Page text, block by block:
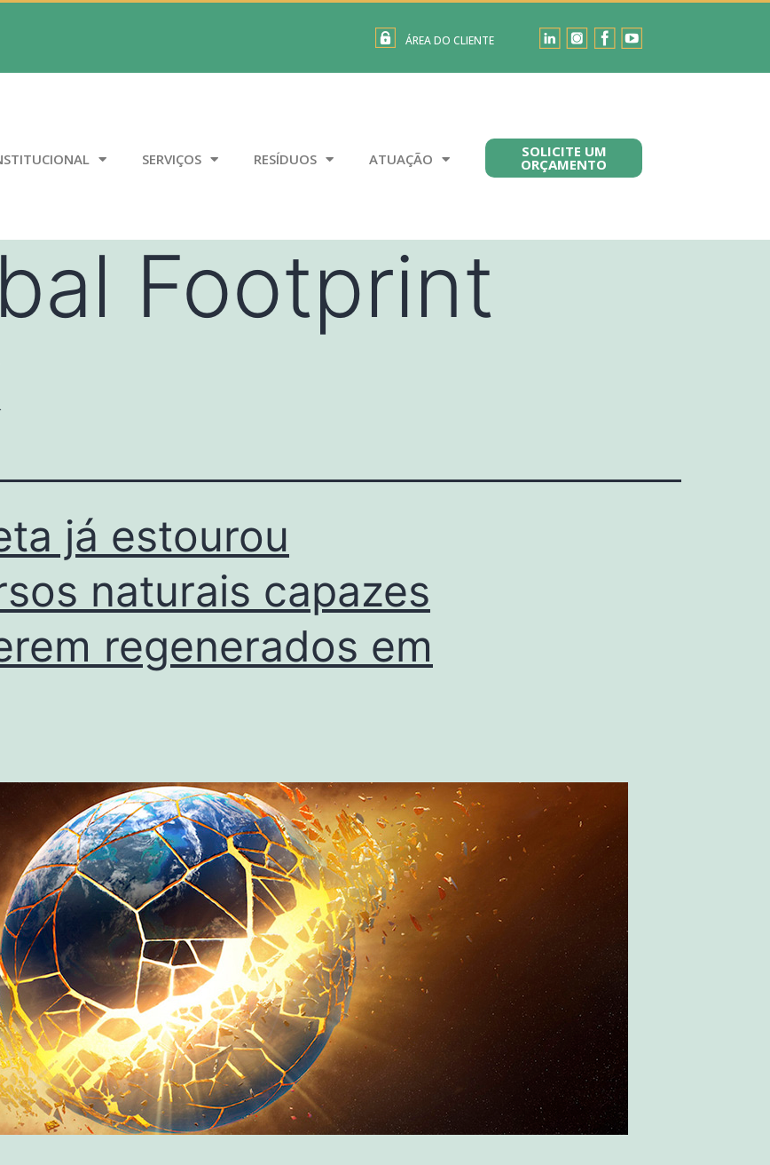
ÁREA DO CLIENTE
SERVIÇOS RESÍDUOS ATUAÇÃO SOLICITE UM
ORÇAMENTO
Footprint
já estourou
naturais capazes
regenerados em